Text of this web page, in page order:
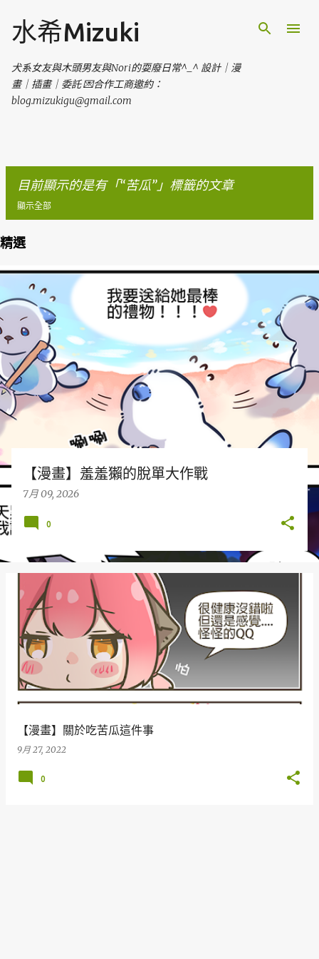
水希Mizuki
犬系女友與木頭男友與Nori的耍廢日常^_^ 設計｜漫
畫｜插畫｜委託 💌合作工商邀約：
blog.mizukigu@gmail.com
目前顯示的是有「 苦瓜 」標籤的文章
顯示全部
文
章
精選
【漫畫】羞羞獺的脫單大作戰
7月 09, 2026
0
【漫畫】關於吃苦瓜這件事
9月 27, 2022
0